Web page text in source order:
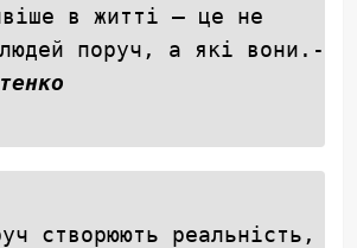
в житті — це не
поруч, а які вони.-
створюють реальність,